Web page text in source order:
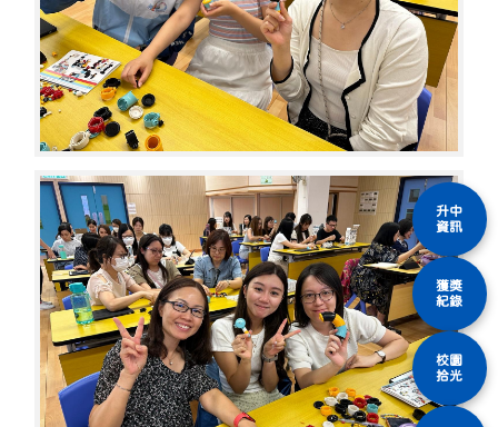
升中
資訊
獲獎
紀錄
校園
拾光